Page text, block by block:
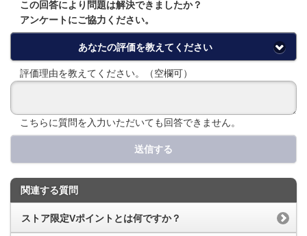
この回答により問題は解決できましたか？
アンケートにご協力ください。
あなたの評価を教えてください
評価理由を教えてください。（空欄可）
こちらに質問を入力いただいても回答できません。
送信する
関連する質問
ストア限定Vポイントとは何ですか？